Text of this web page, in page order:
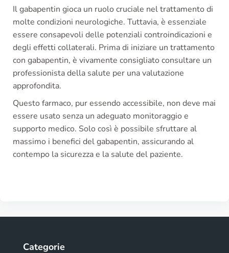
Il gabapentin gioca un ruolo cruciale nel trattamento di
molte condizioni neurologiche. Tuttavia, è essenziale
essere consapevoli delle potenziali controindicazioni e
degli effetti collaterali. Prima di iniziare un trattamento
con gabapentin, è vivamente consigliato consultare un
professionista della salute per una valutazione
approfondita.
Questo farmaco, pur essendo accessibile, non deve mai
essere usato senza un adeguato monitoraggio e
supporto medico. Solo così è possibile sfruttare al
massimo i benefici del gabapentin, assicurando al
contempo la sicurezza e la salute del paziente.
Categorie